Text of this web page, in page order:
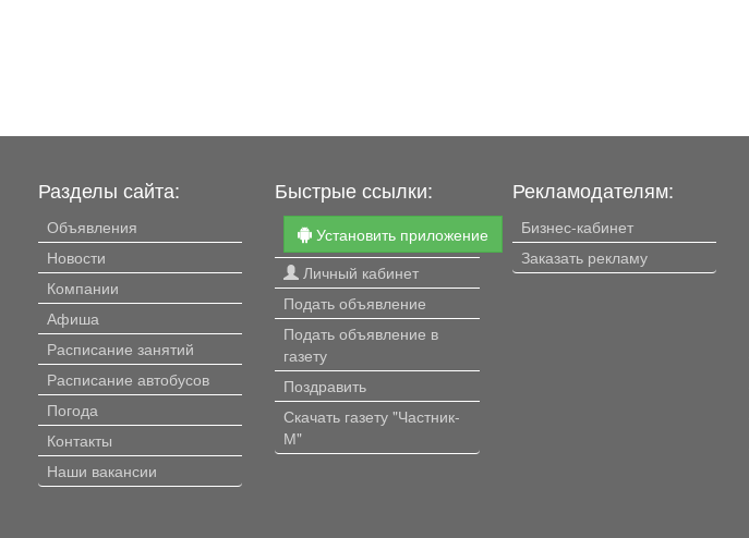
Разделы сайта:
Объявления
Новости
Компании
Афиша
Расписание занятий
Расписание автобусов
Погода
Контакты
Наши вакансии
Быстрые ссылки:
Установить приложение
Личный кабинет
Подать объявление
Подать объявление в
газету
Поздравить
Скачать газету "Частник-
М"
Рекламодателям:
Бизнес-кабинет
Заказать рекламу